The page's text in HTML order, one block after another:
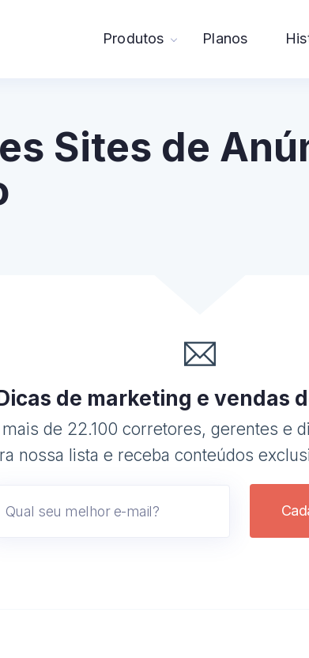
Produtos Planos
Sites de
de marketing e vendas
de 22.100 corretores, gerentes e
nossa lista e receba conteúdos